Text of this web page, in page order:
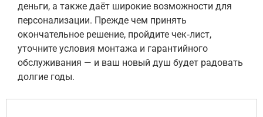
деньги, а также даёт широкие возможности для
персонализации. Прежде чем принять
окончательное решение, пройдите чек‑лист,
уточните условия монтажа и гарантийного
обслуживания — и ваш новый душ будет радовать
долгие годы.